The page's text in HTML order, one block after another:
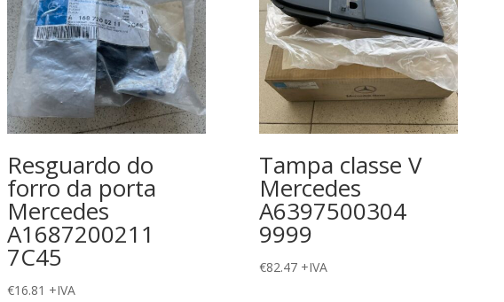
Resguardo do
forro da porta
Mercedes
A1687200211
7C45
€16.81 +IVA
Tampa classe V
Mercedes
A6397500304
9999
€82.47 +IVA